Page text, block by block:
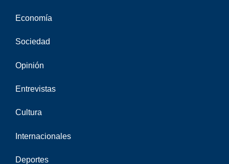
Economía
Sociedad
Opinión
Entrevistas
Cultura
Internacionales
Deportes